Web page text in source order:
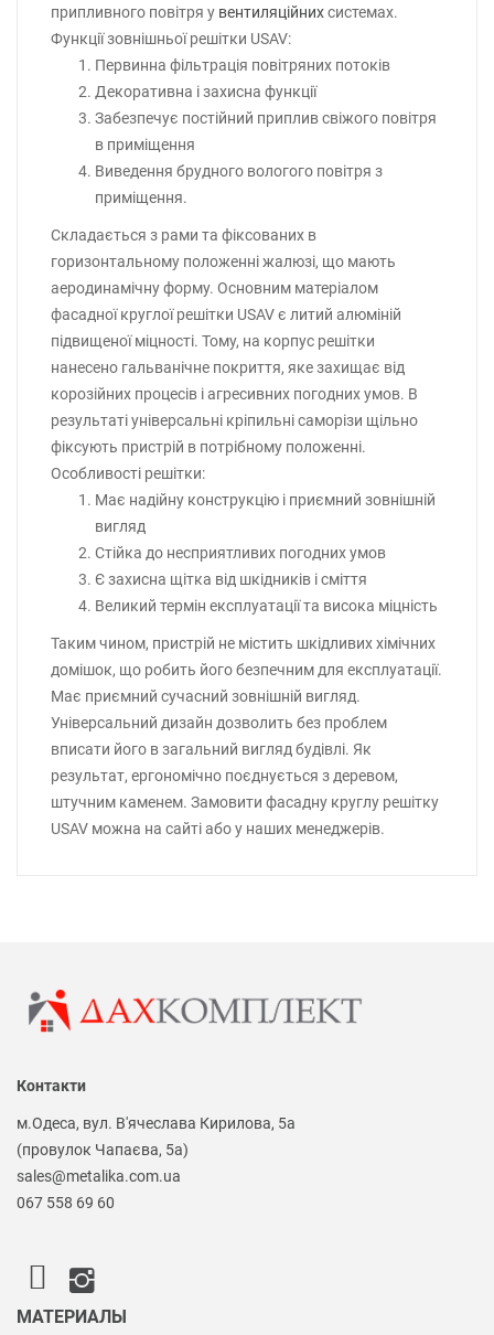
припливного повітря у вентиляційнихсистемах.
Функції зовнішньої решітки USAV:
Первинна фільтрація повітряних потоків
Декоративна і захисна функції
Забезпечує постійний приплив свіжого повітря
в приміщення
Виведення брудного вологого повітря з
приміщення.
Складається з рами та фіксованих в
горизонтальному положенні жалюзі, що мають
аеродинамічну форму. Основним матеріалом
фасадної круглої решітки USAV є литий алюміній
підвищеної міцності. Тому, на корпус решітки
нанесено гальванічне покриття, яке захищає від
корозійних процесів і агресивних погодних умов. В
результаті універсальні кріпильні саморізи щільно
фіксують пристрій в потрібному положенні.
Особливості решітки:
Має надійну конструкцію і приємний зовнішній
вигляд
Стійка до несприятливих погодних умов
Є захисна щітка від шкідників і сміття
Великий термін експлуатації та висока міцність
Таким чином, пристрій не містить шкідливих хімічних
домішок, що робить його безпечним для експлуатації.
Має приємний сучасний зовнішній вигляд.
Універсальний дизайн дозволить без проблем
вписати його в загальний вигляд будівлі. Як
результат, ергономічно поєднується з деревом,
штучним каменем. Замовити фасадну круглу решітку
USAV можна на сайті або у наших менеджерів.
Контакти
м.Одеса, вул. В'ячеслава Кирилова, 5а
(провулок Чапаєва, 5а)
sales@metalika.com.ua
067 558 69 60
МАТЕРИАЛЫ